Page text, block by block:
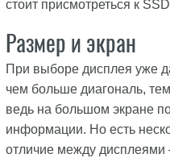
стоит присмотреться к
Размер и экран
При выборе дисплея уже
чем больше диагональ,
ведь на большом экране
информации. Но есть
отличие между дисплеями